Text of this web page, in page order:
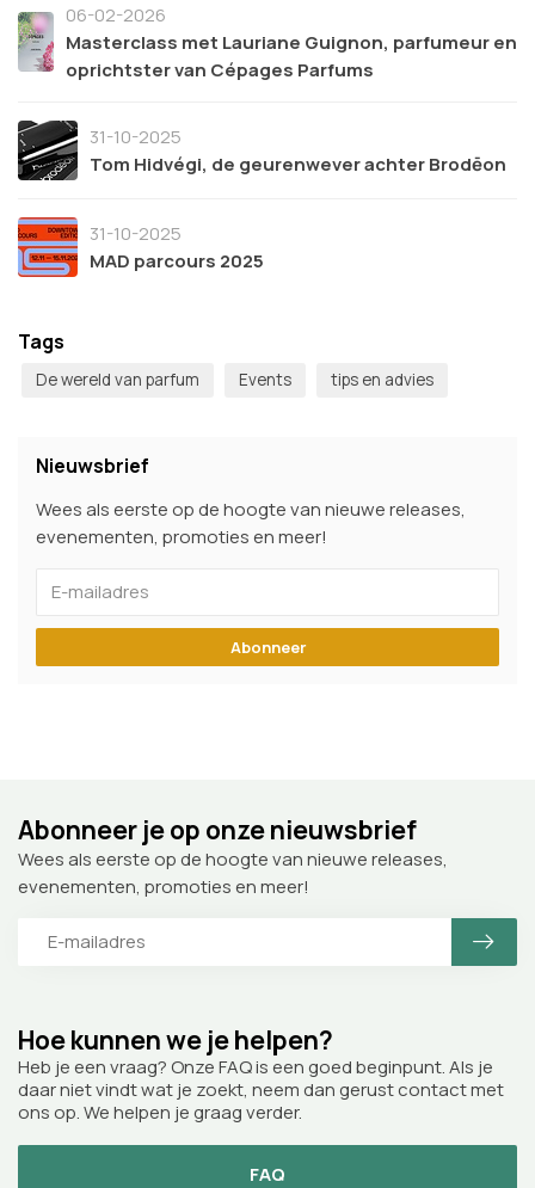
06-02-2026
Masterclass met Lauriane Guignon, parfumeur en
oprichtster van Cépages Parfums
31-10-2025
Tom Hidvégi, de geurenwever achter Brodēon
31-10-2025
MAD parcours 2025
Tags
De wereld van parfum Events tips en advies
Nieuwsbrief
Wees als eerste op de hoogte van nieuwe releases,
evenementen, promoties en meer!
Abonneer
Hoe kunnen we je helpen?
Heb je een vraag? Onze FAQ is een goed beginpunt. Als je
daar niet vindt wat je zoekt, neem dan gerust contact met
ons op. We helpen je graag verder.
FAQ
Abonneer je op onze nieuwsbrief
Wees als eerste op de hoogte van nieuwe releases,
evenementen, promoties en meer!